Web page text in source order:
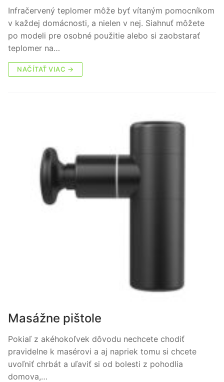
Infračervený teplomer môže byť vítaným pomocníkom
v každej domácnosti, a nielen v nej. Siahnuť môžete
po modeli pre osobné použitie alebo si zaobstarať
teplomer na…
NAČÍTAŤ VIAC →
Masážne pištole
Pokiaľ z akéhokoľvek dôvodu nechcete chodiť
pravidelne k masérovi a aj napriek tomu si chcete
uvoľniť chrbát a uľaviť si od bolesti z pohodlia
domova,…